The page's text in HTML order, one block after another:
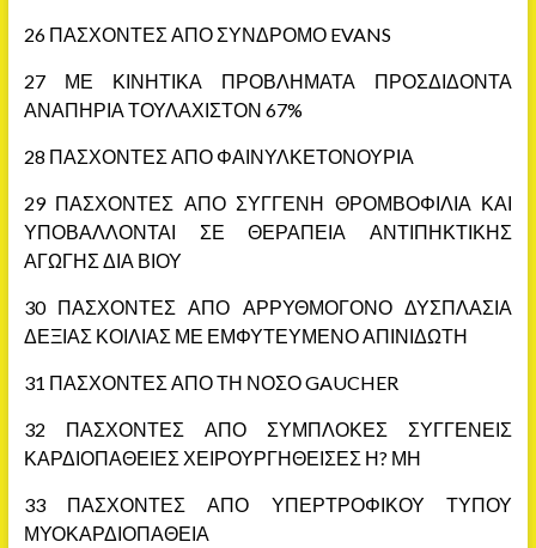
26 ΠΑΣΧΟΝΤΕΣ ΑΠΟ ΣΥΝΔΡΟΜΟ EVANS
27 ΜΕ ΚΙΝΗΤΙΚΑ ΠΡΟΒΛΗΜΑΤΑ ΠΡΟΣΔΙΔΟΝΤΑ
ΑΝΑΠΗΡΙΑ ΤΟΥΛΑΧΙΣΤΟΝ 67%
28 ΠΑΣΧΟΝΤΕΣ ΑΠΟ ΦΑΙΝΥΛΚΕΤΟΝΟΥΡΙΑ
29 ΠΑΣΧΟΝΤΕΣ ΑΠΟ ΣΥΓΓΕΝΗ ΘΡΟΜΒΟΦΙΛΙΑ ΚΑΙ
ΥΠΟΒΑΛΛΟΝΤΑΙ ΣΕ ΘΕΡΑΠΕΙΑ ΑΝΤΙΠΗΚΤΙΚΗΣ
ΑΓΩΓΗΣ ΔΙΑ ΒΙΟΥ
30 ΠΑΣΧΟΝΤΕΣ ΑΠΟ ΑΡΡΥΘΜΟΓΟΝΟ ΔΥΣΠΛΑΣΙΑ
ΔΕΞΙΑΣ ΚΟΙΛΙΑΣ ΜΕ ΕΜΦΥΤΕΥΜΕΝΟ ΑΠΙΝΙΔΩΤΗ
31 ΠΑΣΧΟΝΤΕΣ ΑΠΟ ΤΗ ΝΟΣΟ GAUCHER
32 ΠΑΣΧΟΝΤΕΣ ΑΠΟ ΣΥΜΠΛΟΚΕΣ ΣΥΓΓΕΝΕΙΣ
ΚΑΡΔΙΟΠΑΘΕΙΕΣ ΧΕΙΡΟΥΡΓΗΘΕΙΣΕΣ Η? ΜΗ
33 ΠΑΣΧΟΝΤΕΣ ΑΠΟ ΥΠΕΡΤΡΟΦΙΚΟΥ ΤΥΠΟΥ
ΜΥΟΚΑΡΔΙΟΠΑΘΕΙΑ